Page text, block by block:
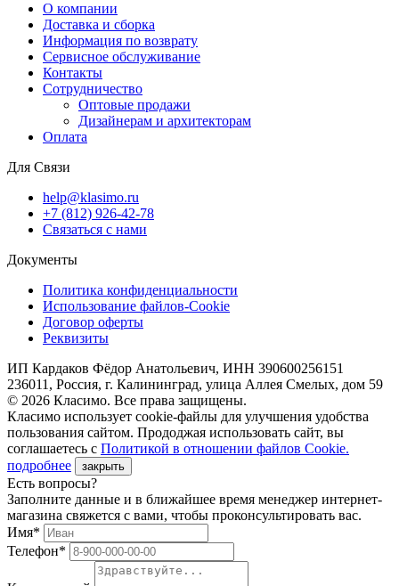
О компании
Доставка и сборка
Информация по возврату
Сервисное обслуживание
Контакты
Сотрудничество
Оптовые продажи
Дизайнерам и архитекторам
Оплата
Для Связи
help@klasimo.ru
+7 (812) 926-42-78
Связаться с нами
Документы
Политика конфиденциальности
Использование файлов-Cookie
Договор оферты
Реквизиты
ИП Кардаков Фёдор Анатольевич, ИНН 390600256151
236011, Россия, г. Калининград, улица Аллея Смелых, дом 59
© 2026 Класимо. Все права защищены.
Класимо использует cookie-файлы для улучшения удобства
пользования сайтом. Прододжая использовать сайт, вы
соглашаетесь с Политикой в отношении файлов Сookie.
подробнее
закрыть
Есть вопросы?
Заполните данные и в ближайшее время менеджер интернет-
магазина свяжется с вами, чтобы проконсультировать вас.
Имя*
Телефон*